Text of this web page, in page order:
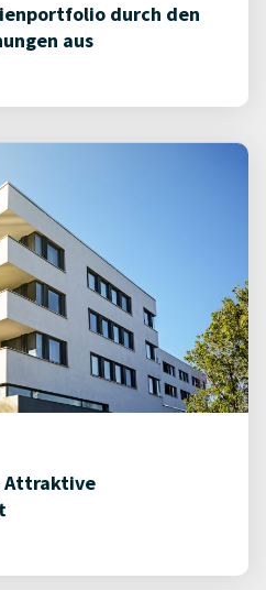
durch den
aus
Attraktive